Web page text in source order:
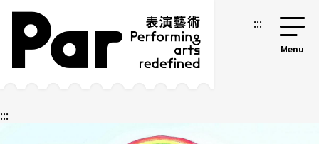
跳到主要內容區塊
網站導覽 :::
:::